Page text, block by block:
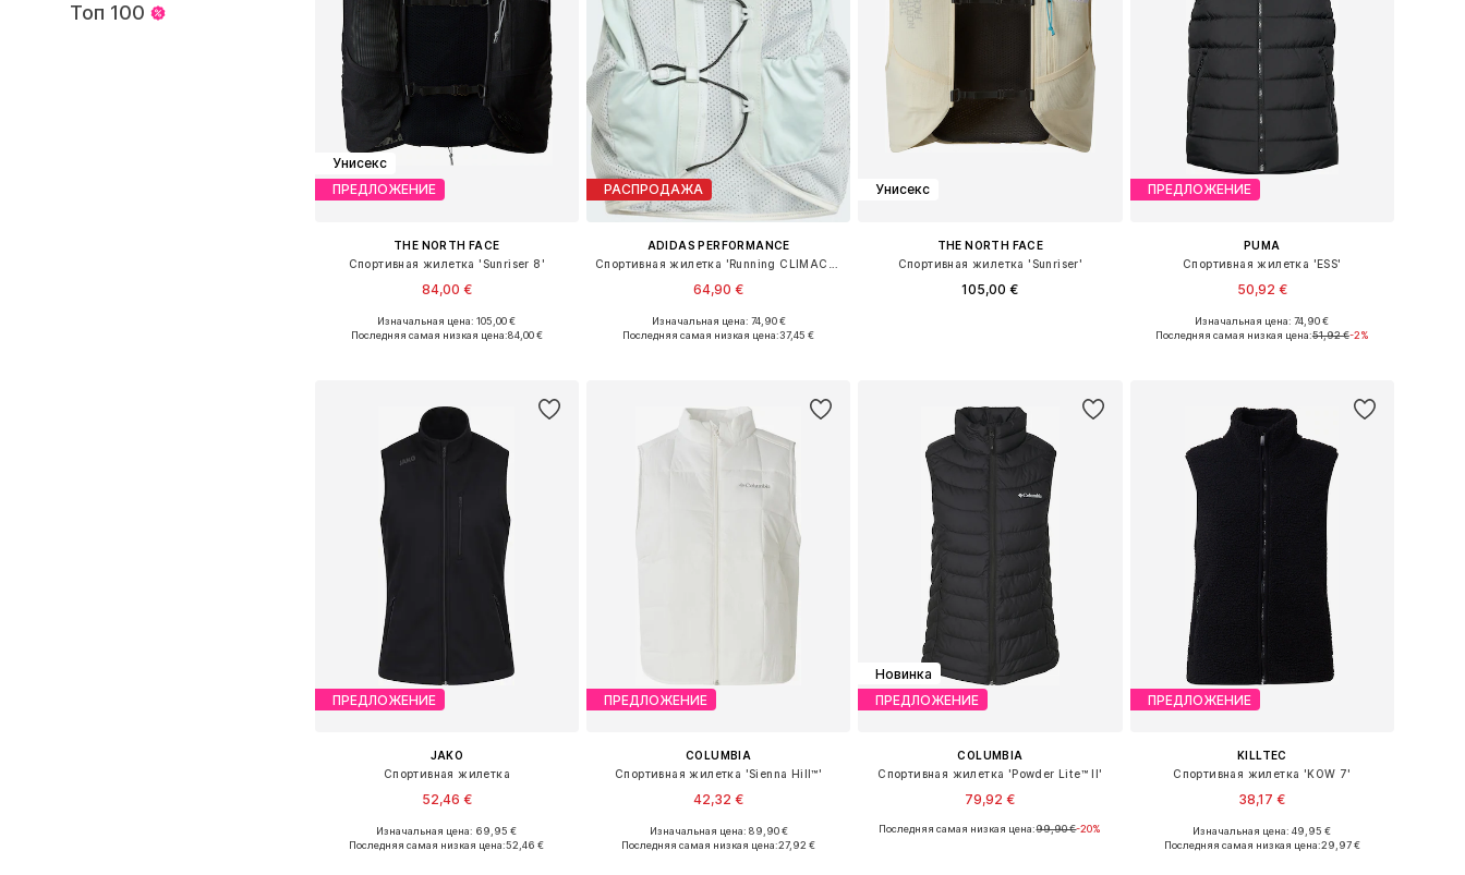
Топ 100
Унисекс
ПРЕДЛОЖЕНИЕ
THE NORTH FACE
Спортивная жилетка 'Sunriser 8'
84,00 €
Доступные размеры: XS, S, M, L
Изначальная цена: 105,00 €
Последняя самая низкая цена:84,00 €
РАСПРОДАЖА
ADIDAS PERFORMANCE
64,90 €
Изначальная цена: 74,90 €
Последняя самая низкая цена:37,45 €
Унисекс
THE NORTH FACE
Спортивная жилетка 'Sunriser'
105,00 €
ПРЕДЛОЖЕНИЕ
PUMA
Спортивная жилетка 'ESS'
50,92 €
Доступные размеры: XS, S, M, L, XL
Изначальная цена: 74,90 €
Последняя самая низкая цена:51,92 €-2%
ПРЕДЛОЖЕНИЕ
JAKO
Спортивная жилетка
52,46 €
Доступные размеры: XS, S, L, XL, XXL
Изначальная цена: 69,95 €
Последняя самая низкая цена:52,46 €
ПРЕДЛОЖЕНИЕ
COLUMBIA
Спортивная жилетка 'Sienna Hill™'
42,32 €
Доступные размеры: XS, S, M
Изначальная цена: 89,90 €
Последняя самая низкая цена:27,92 €
Новинка
ПРЕДЛОЖЕНИЕ
COLUMBIA
Спортивная жилетка 'Powder Lite™ II'
79,92 €
Доступные размеры: S, M, L, XL
Последняя самая низкая цена:99,90 €-20%
ПРЕДЛОЖЕНИЕ
KILLTEC
Спортивная жилетка 'KOW 7'
38,17 €
Доступно множество размеров
Изначальная цена: 49,95 €
Последняя самая низкая цена:29,97 €